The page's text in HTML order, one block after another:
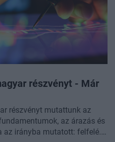
itt olvasható
részvényt - Már
részvényt mutattunk az
az árazás és
az irányba mutatott: felfelé.